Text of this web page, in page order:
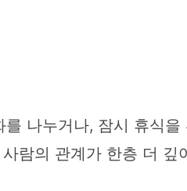
나누거나, 잠시 휴식
람의 관계가 한층 더